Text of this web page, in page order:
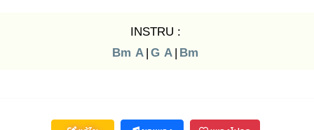
INSTRU :
Bm A | G A | Bm